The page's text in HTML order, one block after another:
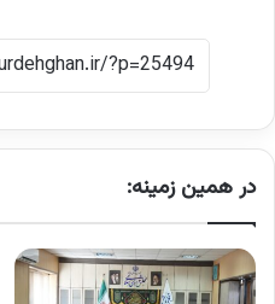
در همین زمینه: